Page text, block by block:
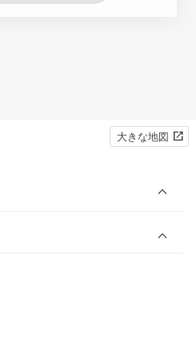
大きな地図